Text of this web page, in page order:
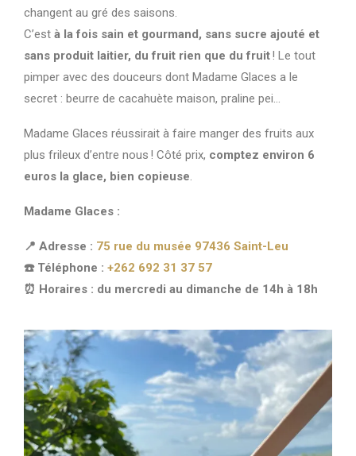
changent au gré des saisons.
C’est à la fois sain et gourmand, sans sucre ajouté et
sans produit laitier, du fruit rien que du fruit! Le tout
pimper avec des douceurs dont Madame Glaces a le
secret : beurre de cacahuète maison, praline pei…
Madame Glaces réussirait à faire manger des fruits aux
plus frileux d’entre nous ! Côté prix, comptez environ 6
euros la glace, bien copieuse.
Madame Glaces :
📍 Adresse : 75 rue du musée 97436 Saint-Leu
☎️ Téléphone : +262 692 31 37 57
⏰ Horaires : du mercredi au dimanche de 14h à 18h